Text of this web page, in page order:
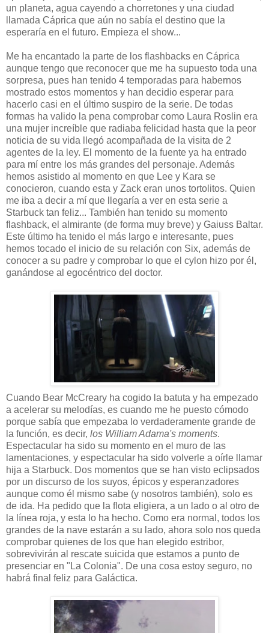
un planeta, agua cayendo a chorretones y una ciudad
llamada Cáprica que aún no sabía el destino que la
esperaría en el futuro. Empieza el show...
Me ha encantado la parte de los flashbacks en Cáprica
aunque tengo que reconocer que me ha supuesto toda una
sorpresa, pues han tenido 4 temporadas para habernos
mostrado estos momentos y han decidio esperar para
hacerlo casi en el último suspiro de la serie. De todas
formas ha valido la pena comprobar como Laura Roslin era
una mujer increíble que radiaba felicidad hasta que la peor
noticia de su vida llegó acompañada de la visita de 2
agentes de la ley. El momento de la fuente ya ha entrado
para mí entre los más grandes del personaje. Además
hemos asistido al momento en que Lee y Kara se
conocieron, cuando esta y Zack eran unos tortolitos. Quien
me iba a decir a mí que llegaría a ver en esta serie a
Starbuck tan feliz... También han tenido su momento
flashback, el almirante (de forma muy breve) y Gaiuss Baltar.
Este último ha tenido el más largo e interesante, pues
hemos tocado el inicio de su relación con Six, además de
conocer a su padre y comprobar lo que el cylon hizo por él,
ganándose al egocéntrico del doctor.
Cuando Bear McCreary ha cogido la batuta y ha empezado
a acelerar su melodías, es cuando me he puesto cómodo
porque sabía que empezaba lo verdaderamente grande de
la función, es decir, los William Adama's moments.
Espectacular ha sido su momento en el muro de las
lamentaciones, y espectacular ha sido volverle a oírle llamar
hija a Starbuck. Dos momentos que se han visto eclipsados
por un discurso de los suyos, épicos y esperanzadores
aunque como él mismo sabe (y nosotros también), solo es
de ida. Ha pedido que la flota eligiera, a un lado o al otro de
la línea roja, y esta lo ha hecho. Como era normal, todos los
grandes de la nave estarán a su lado, ahora solo nos queda
comprobar quienes de los que han elegido estribor,
sobrevivirán al rescate suicida que estamos a punto de
presenciar en "La Colonia". De una cosa estoy seguro, no
habrá final feliz para Galáctica.